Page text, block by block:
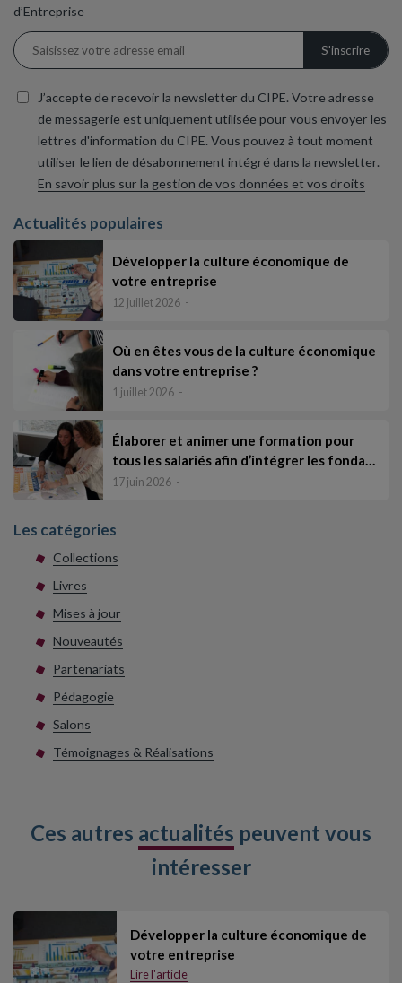
d’Entreprise
J’accepte de recevoir la newsletter du CIPE. Votre adresse
de messagerie est uniquement utilisée pour vous envoyer les
lettres d'information du CIPE. Vous pouvez à tout moment
utiliser le lien de désabonnement intégré dans la newsletter.
En savoir plus sur la gestion de vos données et vos droits
Actualités populaires
Développer la culture économique de
votre entreprise
12 juillet 2026
Où en êtes vous de la culture économique
dans votre entreprise ?
1 juillet 2026
Élaborer et animer une formation pour
tous les salariés afin d’intégrer les fonda…
17 juin 2026
Les catégories
Collections
Livres
Mises à jour
Nouveautés
Partenariats
Pédagogie
Salons
Témoignages & Réalisations
Ces autres actualités peuvent vous
intéresser
Développer la culture économique de
votre entreprise
Lire l'article